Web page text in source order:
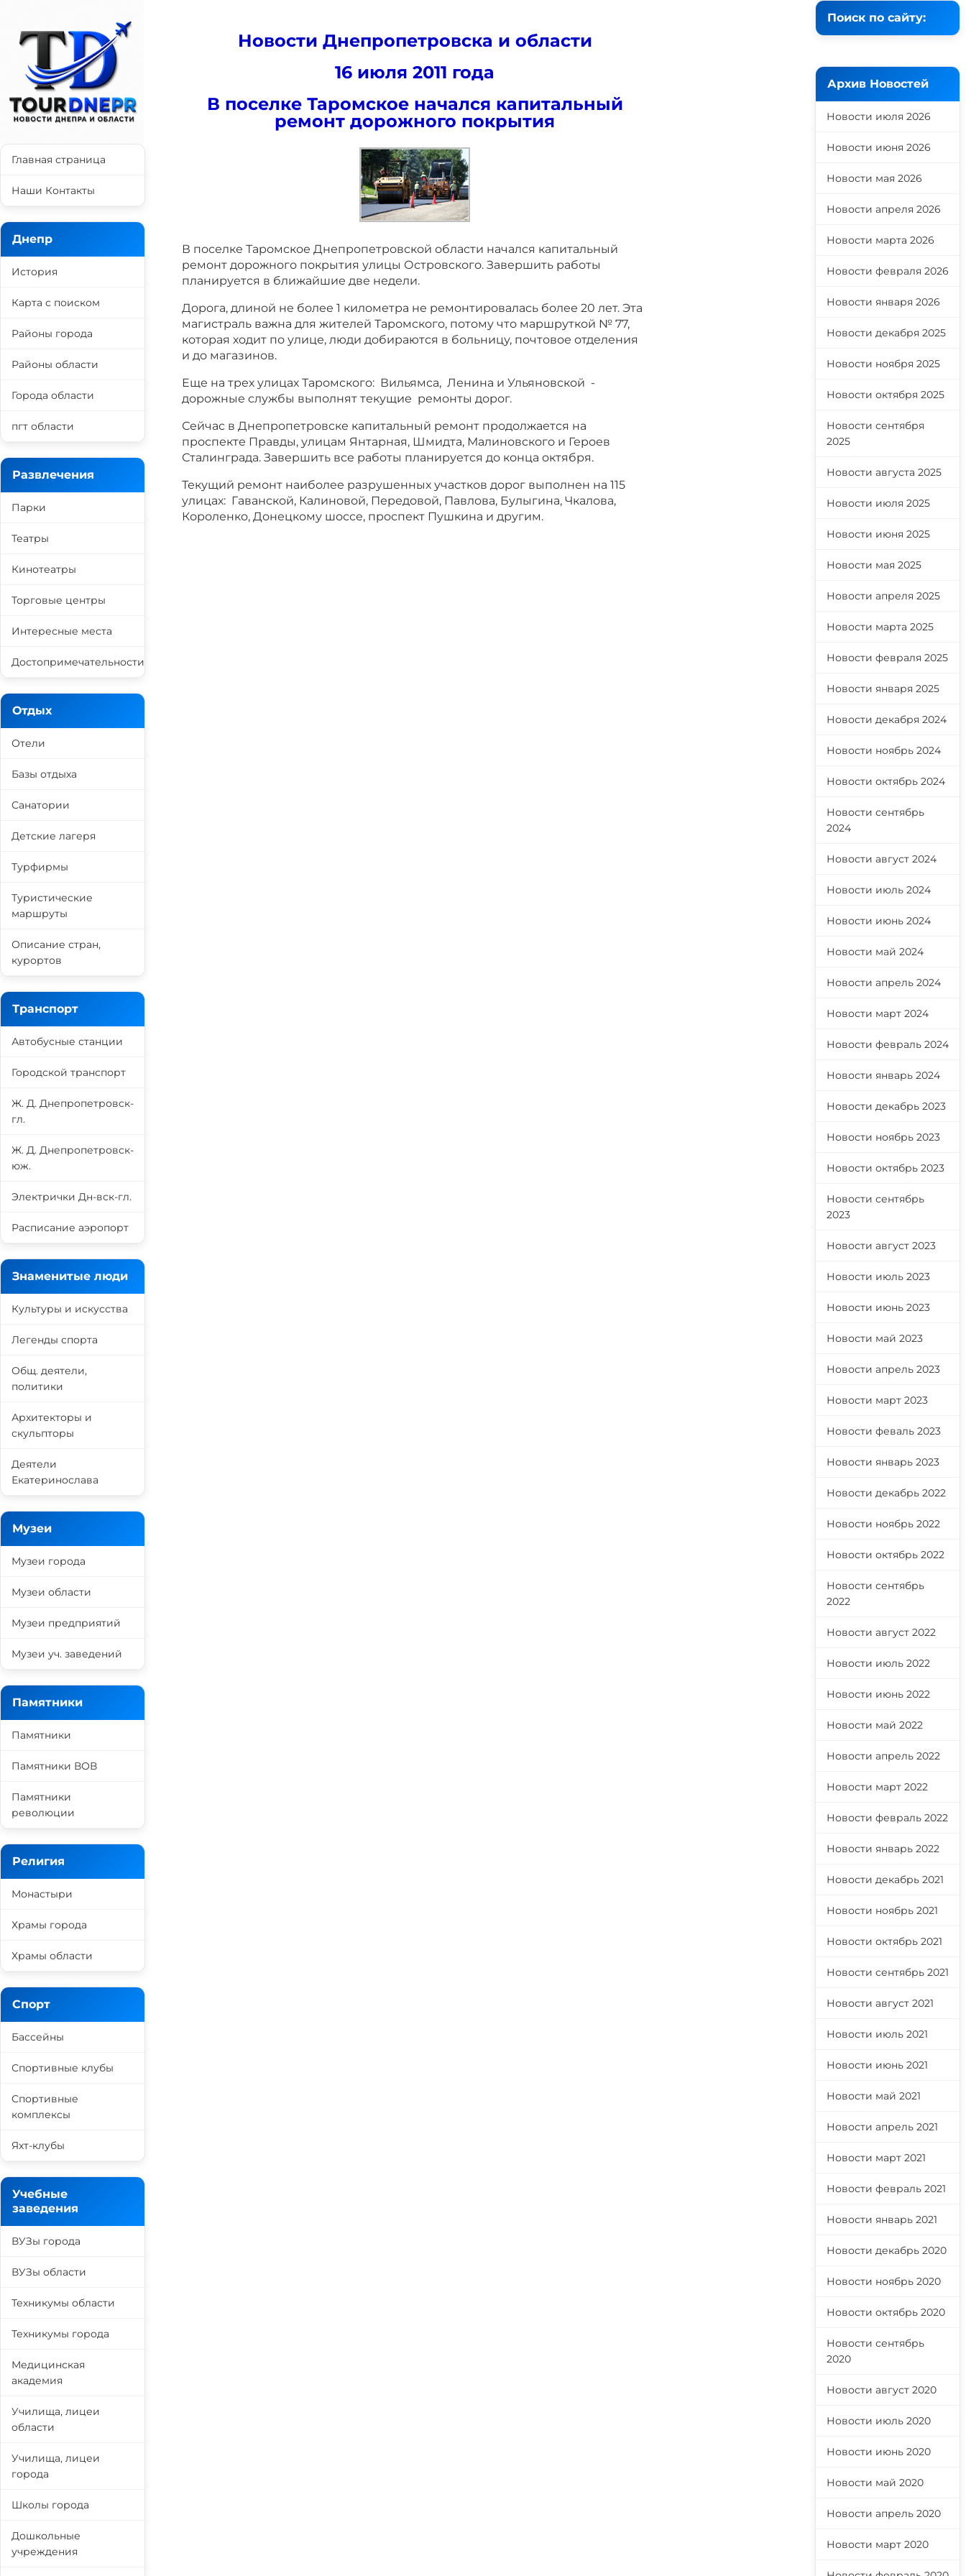
Новости Днепропетровска и области
16 июля 2011 года
В поселке Таромское начался капитальный
ремонт дорожного покрытия
В поселке Таромское Днепропетровской области начался капитальный
ремонт дорожного покрытия улицы Островского. Завершить работы
планируется в ближайшие две недели.
Дорога, длиной не более 1 километра не ремонтировалась более 20 лет. Эта
магистраль важна для жителей Таромского, потому что маршруткой № 77,
которая ходит по улице, люди добираются в больницу, почтовое отделения
и до магазинов.
Еще на трех улицах Таромского: Вильямса, Ленина и Ульяновской -
дорожные службы выполнят текущие ремонты дорог.
Сейчас в Днепропетровске капитальный ремонт продолжается на
проспекте Правды, улицам Янтарная, Шмидта, Малиновского и Героев
Сталинграда. Завершить все работы планируется до конца октября.
Текущий ремонт наиболее разрушенных участков дорог выполнен на 115
улицах: Гаванской, Калиновой, Передовой, Павлова, Булыгина, Чкалова,
Короленко, Донецкому шоссе, проспект Пушкина и другим.
Главная страница
Наши Контакты
Днепр
История
Карта с поиском
Районы города
Районы области
Города области
пгт области
Развлечения
Парки
Театры
Кинотеатры
Торговые центры
Интересные места
Достопримечательности
Отдых
Отели
Базы отдыха
Санатории
Детские лагеря
Турфирмы
Туристические
маршруты
Описание стран,
курортов
Транспорт
Автобусные станции
Городской транспорт
Ж. Д. Днепропетровск-
гл.
Ж. Д. Днепропетровск-
юж.
Электрички Дн-вск-гл.
Расписание аэропорт
Знаменитые люди
Культуры и искусства
Легенды спорта
Общ. деятели,
политики
Архитекторы и
скульпторы
Деятели
Екатеринослава
Музеи
Музеи города
Музеи области
Музеи предприятий
Музеи уч. заведений
Памятники
Памятники
Памятники ВОВ
Памятники
революции
Религия
Монастыри
Храмы города
Храмы области
Спорт
Бассейны
Спортивные клубы
Спортивные
комплексы
Яхт-клубы
Учебные
заведения
ВУЗы города
ВУЗы области
Техникумы области
Техникумы города
Медицинская
академия
Училища, лицеи
области
Училища, лицеи
города
Школы города
Дошкольные
учреждения
Поиск по сайту:
Архив Новостей
Новости июля 2026
Новости июня 2026
Новости мая 2026
Новости апреля 2026
Новости марта 2026
Новости февраля 2026
Новости января 2026
Новости декабря 2025
Новости ноября 2025
Новости октября 2025
Новости сентября
2025
Новости августа 2025
Новости июля 2025
Новости июня 2025
Новости мая 2025
Новости апреля 2025
Новости марта 2025
Новости февраля 2025
Новости января 2025
Новости декабря 2024
Новости ноябрь 2024
Новости октябрь 2024
Новости сентябрь
2024
Новости август 2024
Новости июль 2024
Новости июнь 2024
Новости май 2024
Новости апрель 2024
Новости март 2024
Новости февраль 2024
Новости январь 2024
Новости декабрь 2023
Новости ноябрь 2023
Новости октябрь 2023
Новости сентябрь
2023
Новости август 2023
Новости июль 2023
Новости июнь 2023
Новости май 2023
Новости апрель 2023
Новости март 2023
Новости феваль 2023
Новости январь 2023
Новости декабрь 2022
Новости ноябрь 2022
Новости октябрь 2022
Новости сентябрь
2022
Новости август 2022
Новости июль 2022
Новости июнь 2022
Новости май 2022
Новости апрель 2022
Новости март 2022
Новости февраль 2022
Новости январь 2022
Новости декабрь 2021
Новости ноябрь 2021
Новости октябрь 2021
Новости сентябрь 2021
Новости август 2021
Новости июль 2021
Новости июнь 2021
Новости май 2021
Новости апрель 2021
Новости март 2021
Новости февраль 2021
Новости январь 2021
Новости декабрь 2020
Новости ноябрь 2020
Новости октябрь 2020
Новости сентябрь
2020
Новости август 2020
Новости июль 2020
Новости июнь 2020
Новости май 2020
Новости апрель 2020
Новости март 2020